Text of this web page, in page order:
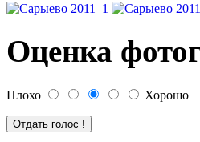
Оценка
Плохо Хорошо